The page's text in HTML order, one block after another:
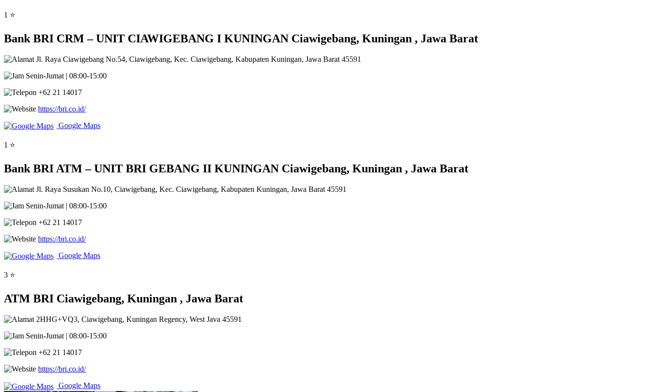
1 ⭐
Bank BRI CRM – UNIT CIAWIGEBANG I KUNINGAN Ciawigebang, Kuningan , Jawa Barat
Jl. Raya Ciawigebang No.54, Ciawigebang, Kec. Ciawigebang, Kabupaten Kuningan, Jawa Barat 45591
Senin-Jumat | 08:00-15:00
+62 21 14017
https://bri.co.id/
Google Maps
1 ⭐
Bank BRI ATM – UNIT BRI GEBANG II KUNINGAN Ciawigebang, Kuningan , Jawa Barat
Jl. Raya Susukan No.10, Ciawigebang, Kec. Ciawigebang, Kabupaten Kuningan, Jawa Barat 45591
Senin-Jumat | 08:00-15:00
+62 21 14017
https://bri.co.id/
Google Maps
3 ⭐
ATM BRI Ciawigebang, Kuningan , Jawa Barat
2HHG+VQ3, Ciawigebang, Kuningan Regency, West Java 45591
Senin-Jumat | 08:00-15:00
+62 21 14017
https://bri.co.id/
Google Maps